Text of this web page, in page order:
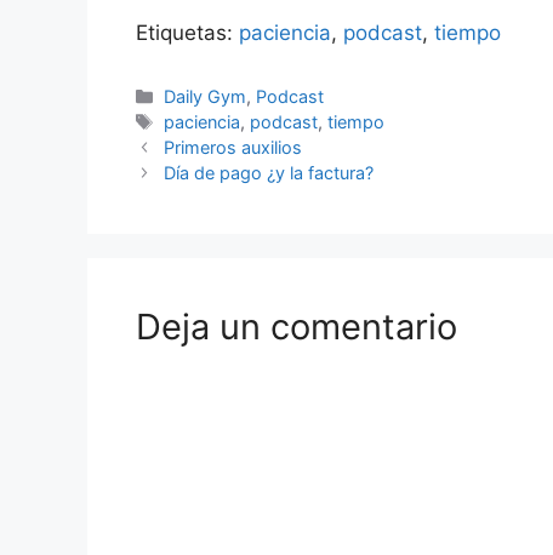
Etiquetas: paciencia, podcast, tiempo
Categorías
Daily Gym, Podcast
Etiquetas
paciencia, podcast,tiempo
Primeros auxilios
Día de pago ¿y la factura?
Deja un comentario